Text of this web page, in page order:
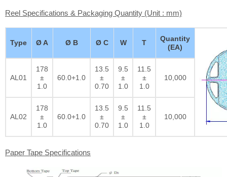
Reel Specifications & Packaging Quantity (Unit : mm)
Type Ø A Ø B Ø C W T
Quantity
(EA)
AL01
178
±
1.0
60.0+1.0
13.5
±
0.70
9.5
±
1.0
11.5
±
1.0
10,000
AL02
178
±
1.0
60.0+1.0
13.5
±
0.70
9.5
±
1.0
11.5
±
1.0
10,000
Paper Tape Specifications